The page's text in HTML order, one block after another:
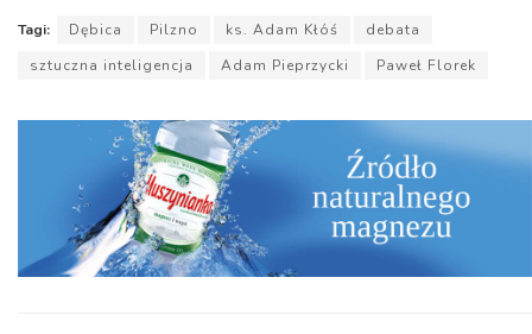
Tagi: Dębica Pilzno ks. Adam Kłóś
debata
sztuczna inteligencja
Adam Pieprzycki Paweł Florek